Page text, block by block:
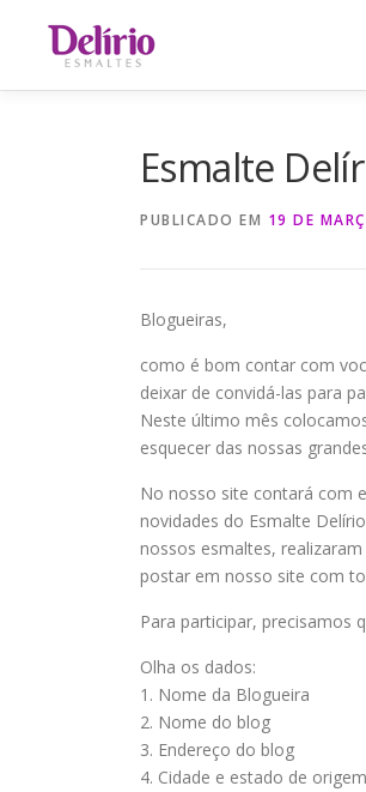
conteúdo
Esmalte
PUBLICADO EM 19 DE
Blogueiras,
como é bom contar com
deixar de convidá-las para
Neste último mês
esquecer das nossas
No nosso site contará com
novidades do Esmalte
nossos esmaltes,
postar em nosso site com
Para participar, precisamos
Olha os dados:
1. Nome da Blogueira
2. Nome do blog
3. Endereço do blog
4. Cidade e estado de origem